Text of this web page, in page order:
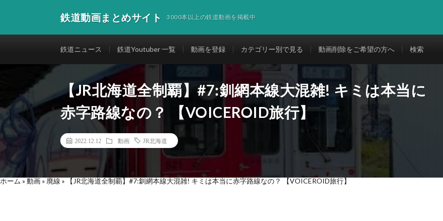
鉄道動画まとめサイト 3000本以上の鉄道動画を掲載中
鉄道ニュース 鉄道Youtuber 一覧 動画を登録 カテゴリー別で見る 動画削除をご希望の方へ 検索
【JR北海道全制覇】#7:釧網本線大混雑! キミは本当に
赤字路線なの？ 【VOICEROID旅行】
2022.12.12 動画 JR北海道
ホーム » 動画» 廃線 » 【JR北海道全制覇】#7:釧網本線大混雑! キミは本当に赤字路線なの？ 【VOICEROID旅行】